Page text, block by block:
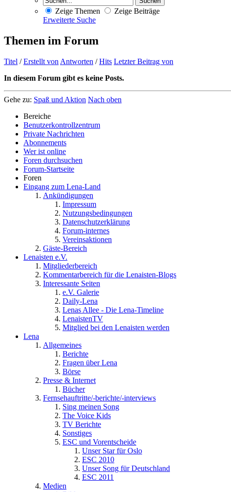
Zeige Themen
Zeige Beiträge
Erweiterte Suche
Themen im Forum
Titel /Erstellt von Antworten /Hits Letzter Beitrag von
In diesem Forum gibt es keine Posts.
Gehe zu: Spaß und Aktion Nach oben
Bereiche
Benutzerkontrollzentrum
Private Nachrichten
Abonnements
Wer ist online
Foren durchsuchen
Forum-Startseite
Foren
Eingang zum Lena-Land
Ankündigungen
Impressum
Nutzungsbedingungen
Datenschutzerklärung
Forum-internes
Vereinsaktionen
Gäste-Bereich
Lenaisten e.V.
Mitgliederbereich
Kommentarbereich für die Lenaisten-Blogs
Interessante Seiten
e.V. Galerie
Daily-Lena
Lenas Allee - Die Lena-Timeline
LenaistenTV
Mitglied bei den Lenaisten werden
Lena
Allgemeines
Berichte
Fragen über Lena
Börse
Presse & Internet
Bücher
Fernsehauftritte/-berichte/-interviews
Sing meinen Song
The Voice Kids
TV Berichte
Sonstiges
ESC und Vorentscheide
Unser Star für Oslo
ESC 2010
Unser Song für Deutschland
ESC 2011
Medien